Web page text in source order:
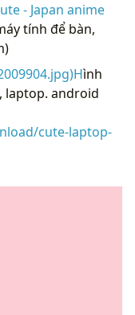
- Japan anime
tính để bàn,
ình
laptop. android
cute-laptop-